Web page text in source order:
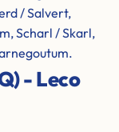
/ Salvert,
Scharl / Skarl,
- Leco